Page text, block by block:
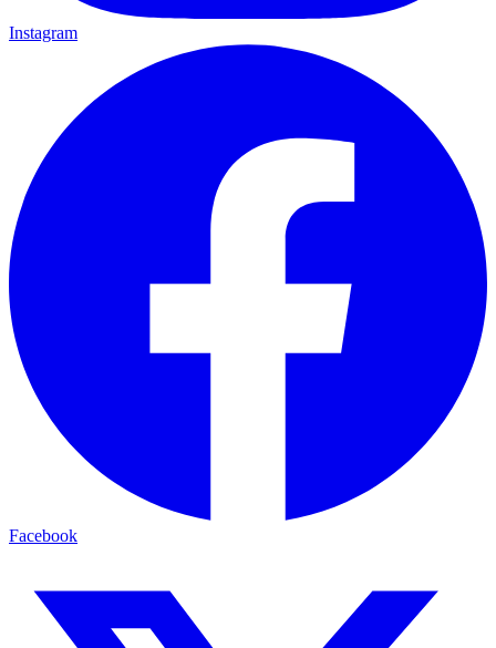
Instagram
Facebook